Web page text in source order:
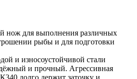
нож для выполнения различных
рыбы и для подготовки
и износоустойчивой стали
и прочный. Агрессивная
долго держит заточку и